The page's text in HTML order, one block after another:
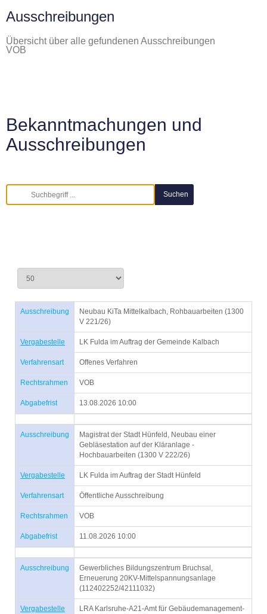
Ausschreibungen
Übersicht über alle gefundenen Ausschreibungen
VOB
Bekanntmachungen und
Ausschreibungen
Ausschreibung
Neubau KiTa Mittelkalbach, Rohbauarbeiten (1300
V 221/26)
Vergabestelle LK Fulda im Auftrag der Gemeinde Kalbach
Verfahrensart Offenes Verfahren
Rechtsrahmen VOB
Abgabefrist 13.08.2026 10:00
Ausschreibung
Magistrat der Stadt Hünfeld, Neubau einer
Gebläsestation auf der Kläranlage -
Hochbauarbeiten (1300 V 222/26)
Vergabestelle LK Fulda im Auftrag der Stadt Hünfeld
Verfahrensart Öffentliche Ausschreibung
Rechtsrahmen VOB
Abgabefrist 11.08.2026 10:00
Ausschreibung
Gewerbliches Bildungszentrum Bruchsal,
Erneuerung 20KV-Mittelspannungsanlage
(112402252/42111032)
Vergabestelle
LRA Karlsruhe-A21-Amt für Gebäudemanagement-